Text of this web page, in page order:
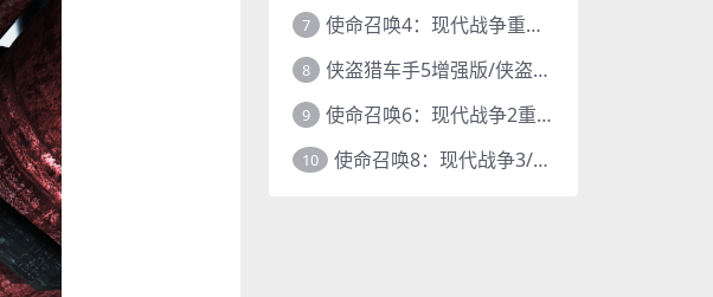
7 使命召唤4：现代战争重制版/COD4
8 侠盗猎车手5增强版/侠盗飞车5增强版/GTA5增强版
9 使命召唤6：现代战争2重制版/COD6重置版
10 使命召唤8：现代战争3/COD8